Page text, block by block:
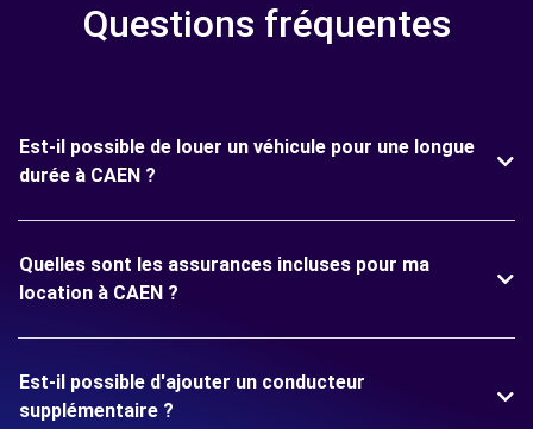
Questions fréquentes
Est-il possible de louer un véhicule pour une longue
durée à CAEN ?
Quelles sont les assurances incluses pour ma
location à CAEN ?
Est-il possible d'ajouter un conducteur
supplémentaire ?